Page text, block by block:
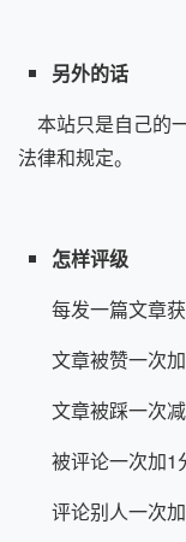
另外的话
本站只是自己的
法律和规定。
怎样评级
每发一篇文章获
文章被赞一次加
文章被踩一次减
被评论一次加1
评论别人一次加